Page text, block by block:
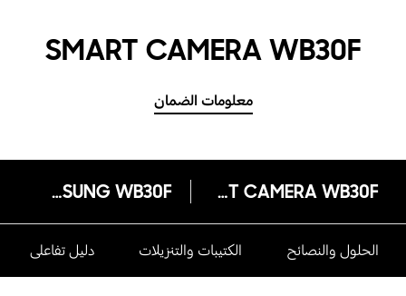
SMART CAMERA WB30F
معلومات الضمان
SMART CAMERA WB30F
SAMSUNG WB30F
الحلول والنصائح الكتيبات والتنزيلات دليل تفاعلى